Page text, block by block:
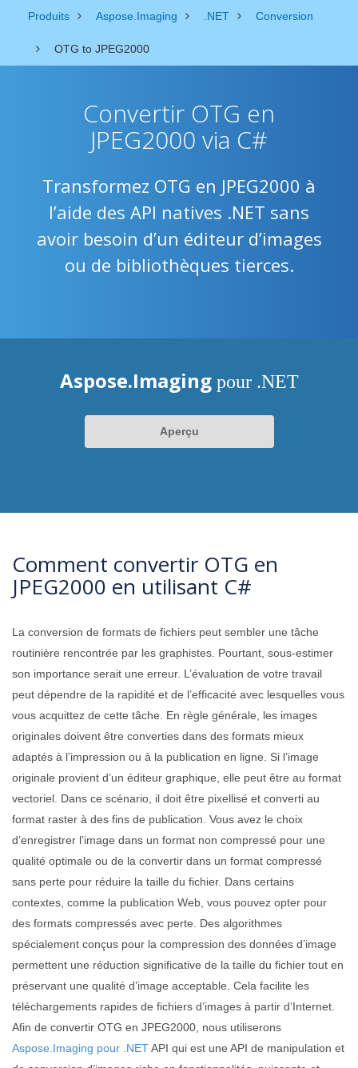
Produits Aspose.Imaging .NET Conversion
OTG to JPEG2000
Convertir OTG en
JPEG2000 via C#
Transformez OTG en JPEG2000 à
l’aide des API natives .NET sans
avoir besoin d’un éditeur d’images
ou de bibliothèques tierces.
Aspose.Imaging pour .NET
Aperçu
Comment convertir OTG en
JPEG2000 en utilisant C#
La conversion de formats de fichiers peut sembler une tâche
routinière rencontrée par les graphistes. Pourtant, sous-estimer
son importance serait une erreur. L’évaluation de votre travail
peut dépendre de la rapidité et de l’efficacité avec lesquelles vous
vous acquittez de cette tâche. En règle générale, les images
originales doivent être converties dans des formats mieux
adaptés à l’impression ou à la publication en ligne. Si l’image
originale provient d’un éditeur graphique, elle peut être au format
vectoriel. Dans ce scénario, il doit être pixellisé et converti au
format raster à des fins de publication. Vous avez le choix
d’enregistrer l’image dans un format non compressé pour une
qualité optimale ou de la convertir dans un format compressé
sans perte pour réduire la taille du fichier. Dans certains
contextes, comme la publication Web, vous pouvez opter pour
des formats compressés avec perte. Des algorithmes
spécialement conçus pour la compression des données d’image
permettent une réduction significative de la taille du fichier tout en
préservant une qualité d’image acceptable. Cela facilite les
téléchargements rapides de fichiers d’images à partir d’Internet.
Afin de convertir OTG en JPEG2000, nous utiliserons
Aspose.Imaging pour .NETAPI qui est une API de manipulation et